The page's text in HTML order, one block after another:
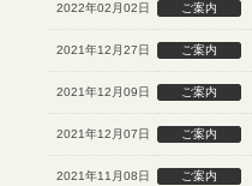
2022年02月02日 ご案内
2021年12月27日 ご案内
2021年12月09日 ご案内
2021年12月07日 ご案内
2021年11月08日 ご案内